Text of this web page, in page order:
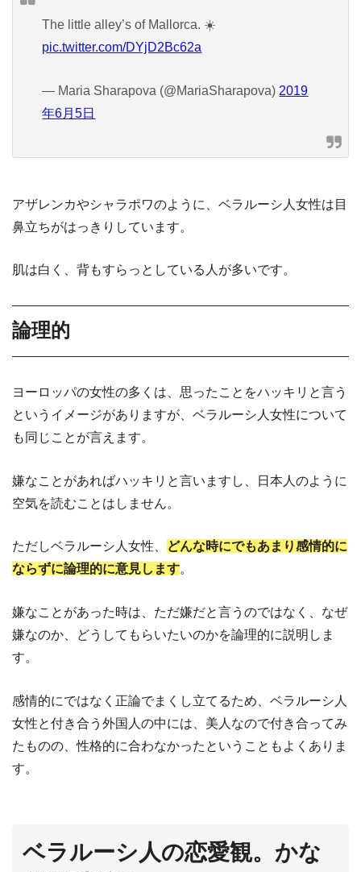
The little alley’s of Mallorca. ☀️
pic.twitter.com/DYjD2Bc62a
— Maria Sharapova (@MariaSharapova) 2019
年6月5日
アザレンカやシャラポワのように、ベラルーシ人女性は目
鼻立ちがはっきりしています。
肌は白く、背もすらっとしている人が多いです。
論理的
ヨーロッパの女性の多くは、思ったことをハッキリと言う
というイメージがありますが、ベラルーシ人女性について
も同じことが言えます。
嫌なことがあればハッキリと言いますし、日本人のように
空気を読むことはしません。
ただしベラルーシ人女性、
どんな時にでもあまり感情的に
ならずに論理的に意見します。
嫌なことがあった時は、ただ嫌だと言うのではなく、なぜ
嫌なのか、どうしてもらいたいのかを論理的に説明しま
す。
感情的にではなく正論でまくし立てるため、ベラルーシ人
女性と付き合う外国人の中には、美人なので付き合ってみ
たものの、性格的に合わなかったということもよくありま
す。
ベラルーシ人の恋愛観。かな